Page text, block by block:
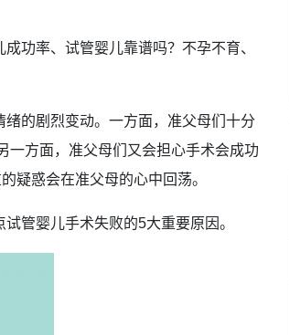
功率、试管婴儿靠谱吗？不孕不育、
的剧烈变动。一方面，准父母们十分
一方面，准父母们又会担心手术会成功
疑惑会在准父母的心中回荡。
管婴儿手术失败的5大重要原因。